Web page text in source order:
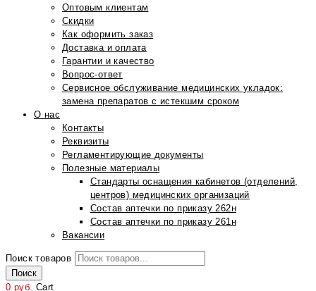
Оптовым клиентам
Скидки
Как оформить заказ
Доставка и оплата
Гарантии и качество
Вопрос-ответ
Сервисное обслуживание медицинских укладок:
замена препаратов с истекшим сроком
О нас
Контакты
Реквизиты
Регламентирующие документы
Полезные материалы
Стандарты оснащения кабинетов (отделений,
центров) медицинских организаций
Состав аптечки по приказу 262н
Состав аптечки по приказу 261н
Вакансии
Поиск товаров
Поиск
0 руб. Cart